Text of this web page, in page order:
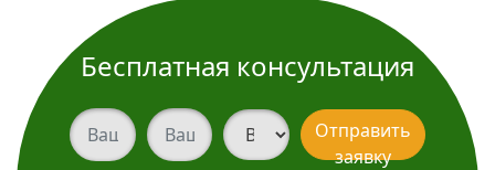
Бесплатная консультация
Ваш телефонВаш телефонВид услугиОтправить
заявку